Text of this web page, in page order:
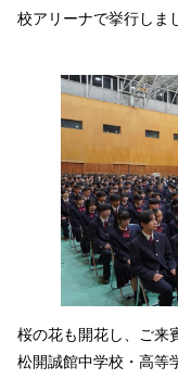
校アリーナで挙行しま
桜の花も開花し、ご来
松開誠館中学校・高等